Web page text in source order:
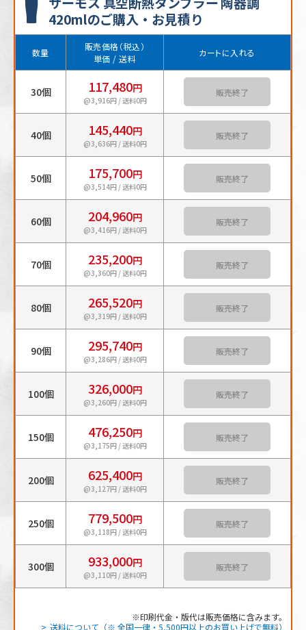
420mlのご購入・お見積り
数量
販売価格（税込）
単価 / 送料
カートに入れる
30個 117,480円
@3,916円 / 送料0円
カートに入れる
40個 145,440円
@3,636円 / 送料0円
カートに入れる
50個 175,700円
@3,514円 / 送料0円
カートに入れる
60個 204,960円
@3,416円 / 送料0円
カートに入れる
70個 235,200円
@3,360円 / 送料0円
カートに入れる
80個 265,520円
@3,319円 / 送料0円
カートに入れる
90個 295,740円
@3,286円 / 送料0円
カートに入れる
100個 326,000円
@3,260円 / 送料0円
カートに入れる
150個 476,250円
@3,175円 / 送料0円
カートに入れる
200個 625,400円
@3,127円 / 送料0円
カートに入れる
250個 779,500円
@3,118円 / 送料0円
カートに入れる
300個 933,000円
@3,110円 / 送料0円
カートに入れる
印刷代金・版代は販売価格に含みます。
送料について（※ 全国一律・5,500円以上のお買い上げで無料）